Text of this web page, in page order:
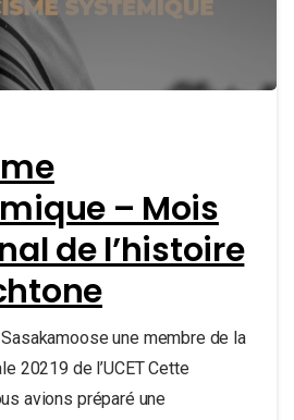
– Mois
de l’histoire
une membre de la
20219 de l’UCET Cette
avions préparé une